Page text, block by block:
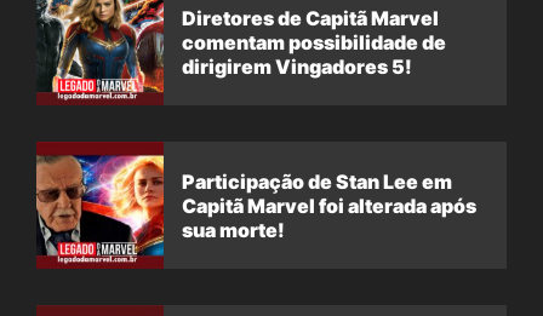
Diretores de Capitã Marvel
comentam possibilidade de
dirigirem Vingadores 5!
Participação de Stan Lee em
Capitã Marvel foi alterada após
sua morte!